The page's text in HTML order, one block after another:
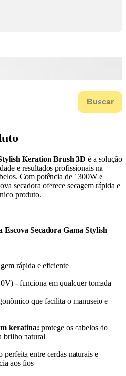
Buscar
Keration Brush 3D é a solução
e resultados profissionais na
Com potência de 1300W e
secadora oferece secagem rápida e
produto.
Secadora Gama Stylish
rápida e eficiente
- funciona em qualquer tomada
que facilita o manuseio e
keratina: protege os cabelos do
brilho natural
perfeita entre cerdas naturais e
aos fios